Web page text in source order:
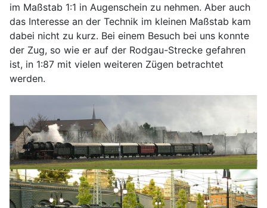
im Maßstab 1:1 in Augenschein zu nehmen. Aber auch
das Interesse an der Technik im kleinen Maßstab kam
dabei nicht zu kurz. Bei einem Besuch bei uns konnte
der Zug, so wie er auf der Rodgau-Strecke gefahren
ist, in 1:87 mit vielen weiteren Zügen betrachtet
werden.